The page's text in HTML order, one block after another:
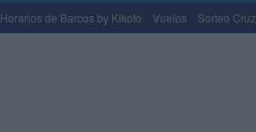
Horarios de Barcos by Kikoto Vuelos Sorteo